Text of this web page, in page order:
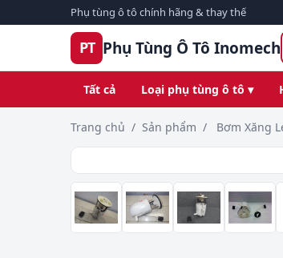
Phụ tùng ô tô chính hãng & thay thế
PT Phụ Tùng Ô Tô Inomech
Tất cả Loại phụ tùng ô tô ▾
Trang chủ / Sản phẩm / Bơm Xăng